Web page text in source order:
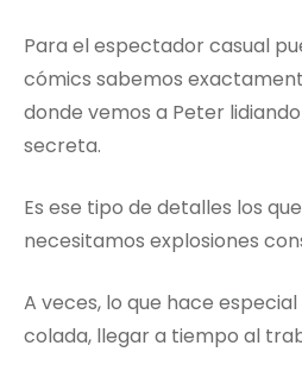
Para el espectador casual
cómics sabemos
donde vemos a Peter
secreta.
Es ese tipo de detalles los
necesitamos explosiones
A veces, lo que hace
colada, llegar a tiempo al